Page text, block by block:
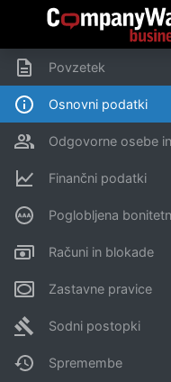
Povzetek
Osnovni podatki
Odgovorne osebe
Finančni podatki
Poglobljena
Računi in blokade
Zastavne pravice
Sodni postopki
Spremembe